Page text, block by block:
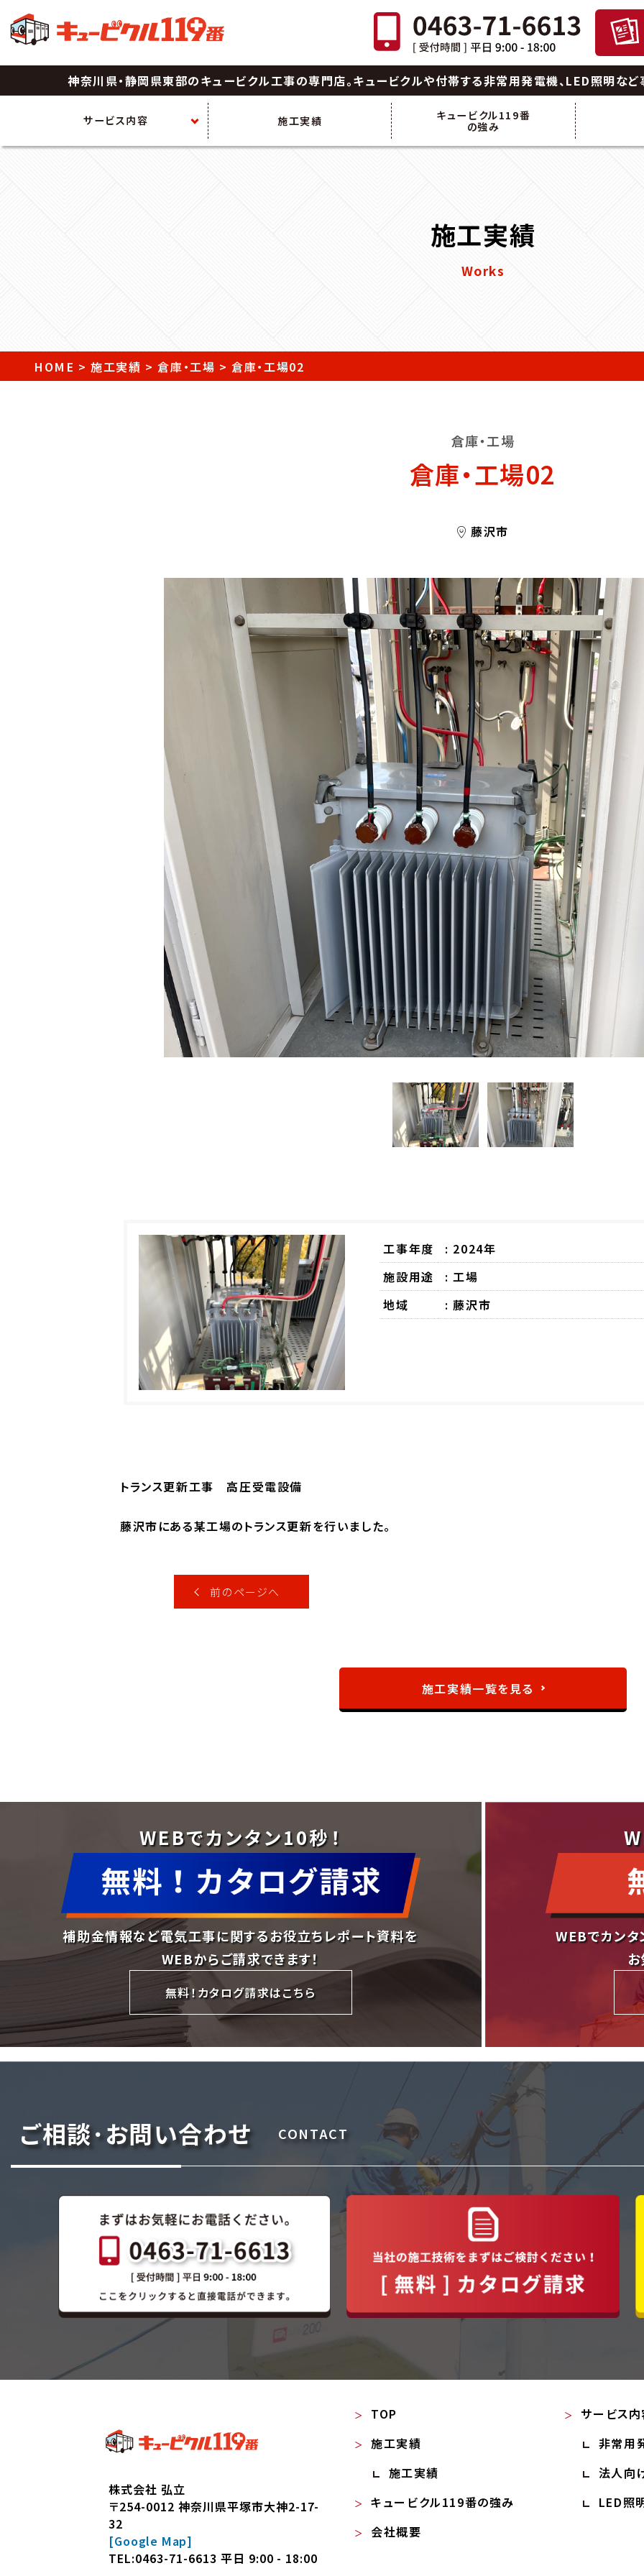
神奈川県・静岡県東部のキュービクル工事の専門店。キュービクルや付帯する非常用発電機、LED照明な
サービス内容 施工実績
キュービクル119番
の強み
施工実績
Works
HOME >施工実績 >倉庫・工場 >倉庫・工場02
倉庫・工場
倉庫・工場02
藤沢市
工事年度
: 2024年
施設用途
: 工場
地域
: 藤沢市
トランス更新工事 高圧受電設備
藤沢市にある某工場のトランス更新を行いました。
前のページへ
施工実績一覧を見る
WEBでカンタン10秒！
補助金情報など電気工事に関するお役立ちレポート資料を
WEBからご請求できます！
無料！カタログ請求はこちら
WEBでカンタ
ご相談･お問い合わせ CONTACT
株式会社 弘立
〒254-0012神奈川県平塚市大神2-17-
32
[Google Map]
TEL:0463-71-6613 平日 9:00 - 18:00
TOP
施工実績
施工実績
キュービクル119番の強み
会社概要
サービス内
非常用
法人向
LED照